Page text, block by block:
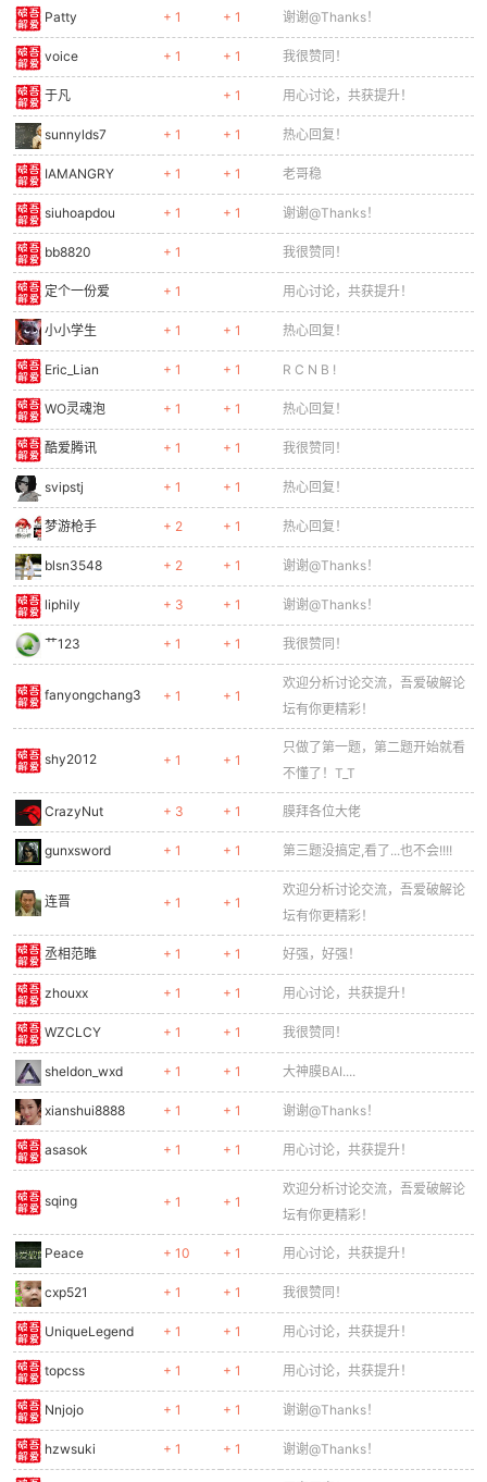
Patty + 1 + 1 谢谢@Thanks！
voice + 1 + 1 我很赞同！
于凡 + 1 用心讨论，共获提升！
sunnylds7 + 1 + 1 热心回复！
IAMANGRY + 1 + 1 老哥稳
siuhoapdou + 1 + 1 谢谢@Thanks！
bb8820 + 1 我很赞同！
定个一份爱 + 1 用心讨论，共获提升！
小小学生 + 1 + 1 热心回复！
Eric_Lian + 1 + 1 R C N B !
WO灵魂泡 + 1 + 1 热心回复！
酷爱腾讯 + 1 + 1 我很赞同！
svipstj + 1 + 1 热心回复！
梦游枪手 + 2 + 1 热心回复！
blsn3548 + 2 + 1 谢谢@Thanks！
liphily + 3 + 1 谢谢@Thanks！
艹123 + 1 + 1 我很赞同！
fanyongchang3 + 1 + 1
欢迎分析讨论交流，吾爱破解论
坛有你更精彩！
shy2012 + 1 + 1
只做了第一题，第二题开始就看
不懂了！T_T
CrazyNut + 3 + 1 膜拜各位大佬
gunxsword + 1 + 1 第三题没搞定,看了...也不会!!!!
连晋 + 1 + 1
欢迎分析讨论交流，吾爱破解论
坛有你更精彩！
丞相范睢 + 1 + 1 好强，好强！
zhouxx + 1 + 1 用心讨论，共获提升！
WZCLCY + 1 + 1 我很赞同！
sheldon_wxd + 1 + 1 大神膜BAI....
xianshui8888 + 1 + 1 谢谢@Thanks！
asasok + 1 + 1 用心讨论，共获提升！
sqing + 1 + 1
欢迎分析讨论交流，吾爱破解论
坛有你更精彩！
Peace + 10 + 1 用心讨论，共获提升！
cxp521 + 1 + 1 我很赞同！
UniqueLegend + 1 + 1 用心讨论，共获提升！
topcss + 1 + 1 用心讨论，共获提升！
Nnjojo + 1 + 1 谢谢@Thanks！
hzwsuki + 1 + 1 谢谢@Thanks！